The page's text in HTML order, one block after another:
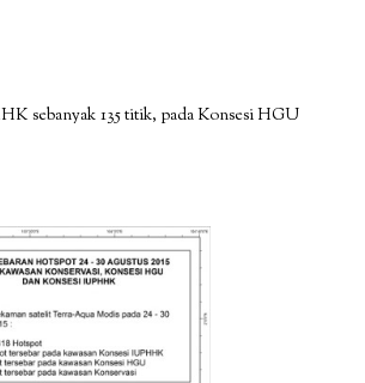
sebanyak 135 titik, pada Konsesi HGU